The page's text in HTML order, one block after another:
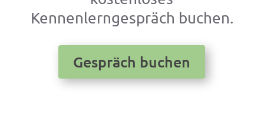
Kennenlerngespräch buchen.
Gespräch buchen